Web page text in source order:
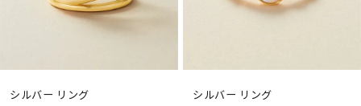
シルバー リング
シルバー リング